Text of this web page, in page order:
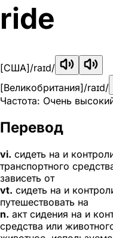
ride
[США]/raɪd/
[Великобритания]/raɪd/
Частота: Очень
Перевод
vi. сидеть на и
транспортного
зависеть от
vt. сидеть на и
путешествовать на
n. акт сидения на и
средства или